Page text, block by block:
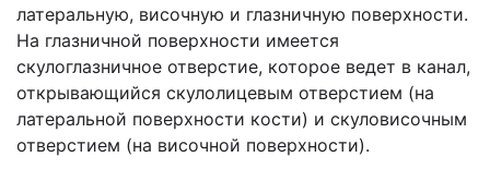
латеральную, височную и глазничную поверхности.
На глазничной поверхности имеется
скулоглазничное отверстие, которое ведет в канал,
открывающийся скулолицевым отверстием (на
латеральной поверхности кости) и скуловисочным
отверстием (на височной поверхности).